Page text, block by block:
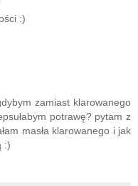
:)
zamiast klarowanego
potrawę? pytam z
masła klarowanego i jak
:)